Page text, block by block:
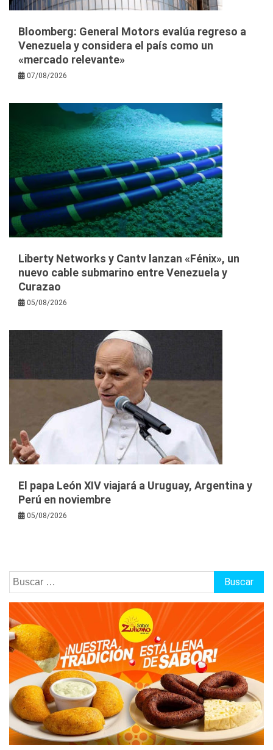
Bloomberg: General Motors evalúa regreso a
Venezuela y considera el país como un
«mercado relevante»
07/08/2026
Liberty Networks y Cantv lanzan «Fénix», un
nuevo cable submarino entre Venezuela y
Curazao
05/08/2026
El papa León XIV viajará a Uruguay, Argentina y
Perú en noviembre
05/08/2026
Buscar: